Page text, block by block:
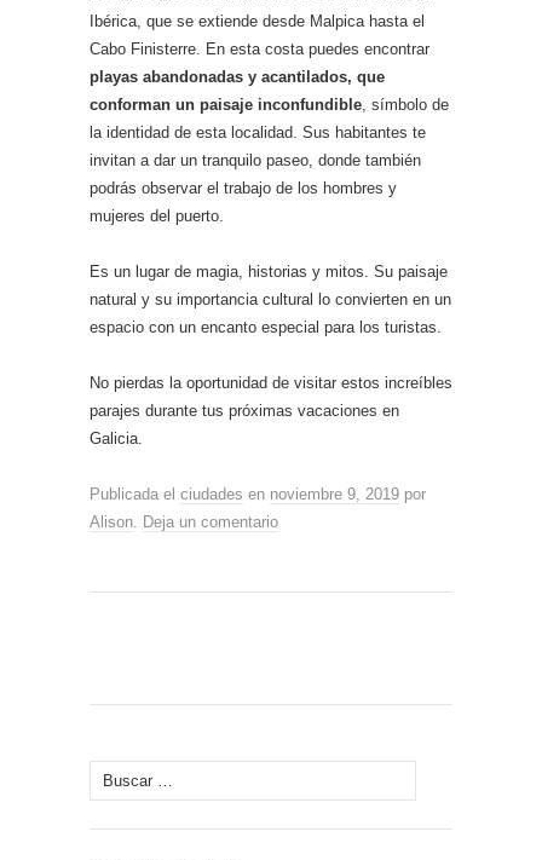
Ibérica, que se extiende desde Malpica hasta el
Cabo Finisterre. En esta costa puedes encontrar
playas abandonadas y acantilados, que
conforman un paisaje inconfundible , símbolo de
la identidad de esta localidad. Sus habitantes te
invitan a dar un tranquilo paseo, donde también
podrás observar el trabajo de los hombres y
mujeres del puerto.
Es un lugar de magia, historias y mitos. Su paisaje
natural y su importancia cultural lo convierten en un
espacio con un encanto especial para los turistas.
No pierdas la oportunidad de visitar estos increíbles
parajes durante tus próximas vacaciones en
Galicia.
Publicada el ciudades en noviembre 9, 2019 por
Alison
Deja un comentario
Buscar: